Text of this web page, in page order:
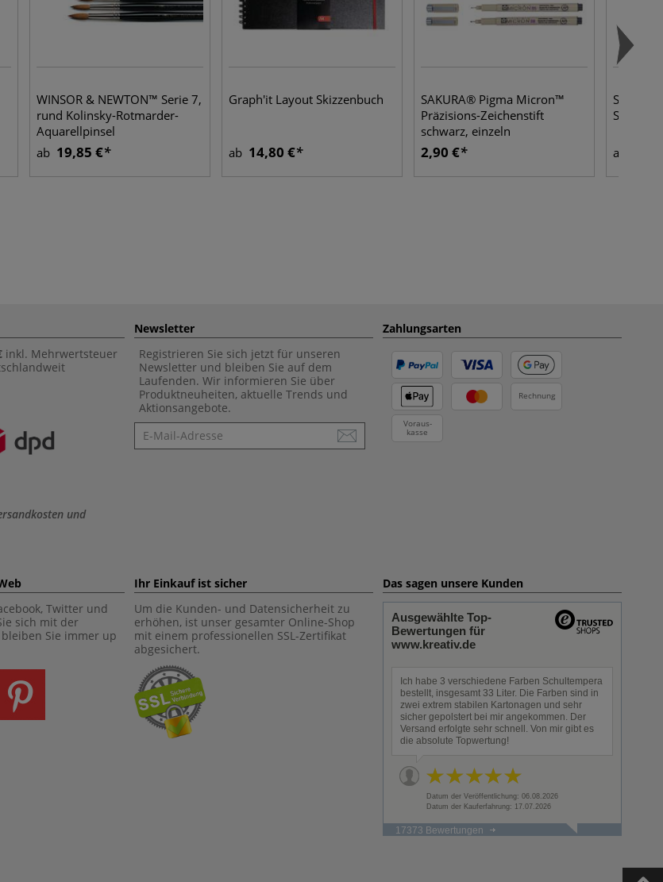
WINSOR & NEWTON™ Serie 7,
rund Kolinsky-Rotmarder-
Aquarellpinsel
ab 19,85 €
Graph'it Layout Skizzenbuch
ab 14,80 €
SAKURA® Pigma Micron™
Präzisions-Zeichenstift
schwarz, einzeln
2,90 € ab
inkl. Mehrwertsteuer
und
Newsletter
Registrieren Sie sich jetzt für unseren
Newsletter und bleiben Sie auf dem
Laufenden. Wir informieren Sie über
Produktneuheiten, aktuelle Trends und
Aktionsangebote.
Newsletter
Zahlungsarten
Rechnung
Voraus-
kasse
Twitter und
sich mit der
Sie immer up
Ihr Einkauf ist sicher
Um die Kunden- und Datensicherheit zu
erhöhen, ist unser gesamter Online-Shop
mit einem professionellen SSL-Zertifikat
abgesichert.
Das sagen unsere Kunden
Ausgewählte Top-
Bewertungen für
www.kreativ.de
Ich habe 3 verschiedene Farben Schultempera
bestellt, insgesamt 33 Liter. Die Farben sind in
zwei extrem stabilen Kartonagen und sehr
sicher gepolstert bei mir angekommen. Der
Versand erfolgte sehr schnell. Von mir gibt es
die absolute Topwertung!
Datum der Veröffentlichung: 06.08.2026
Datum der Kauferfahrung: 17.07.2026
17373 Bewertungen